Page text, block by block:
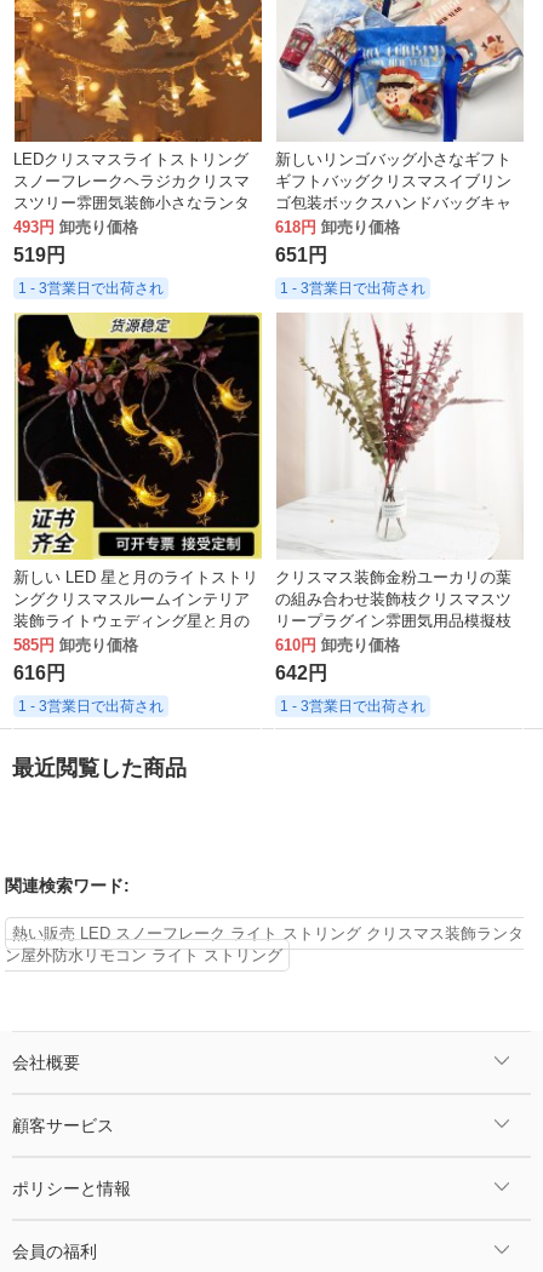
LEDクリスマスライトストリング
スノーフレークヘラジカクリスマ
スツリー雰囲気装飾小さなランタ
ンホリデーアレンジメントライト
ストリング
493円 卸売り価格
519円
1 - 3営業日で出荷され
新しいリンゴバッグ小さなギフト
ギフトバッグクリスマスイブリン
ゴ包装ボックスハンドバッグキャ
ンディージャーピースフルーツバ
ッグ
618円 卸売り価格
651円
1 - 3営業日で出荷され
新しい LED 星と月のライトストリ
ングクリスマスルームインテリア
装飾ライトウェディング星と月の
ランタン
585円 卸売り価格
616円
1 - 3営業日で出荷され
クリスマス装飾金粉ユーカリの葉
の組み合わせ装飾枝クリスマスツ
リープラグイン雰囲気用品模擬枝
610円 卸売り価格
642円
1 - 3営業日で出荷され
最近閲覧した商品
関連検索ワード:
熱い販売 LED スノーフレーク ライト ストリング クリスマス装飾ランタ
ン屋外防水リモコン ライト ストリング
会社概要
顧客サービス
ポリシーと情報
会員の福利